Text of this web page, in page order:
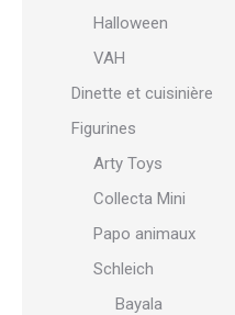
Halloween
VAH
Dinette et cuisinière
Figurines
Arty Toys
Collecta Mini
Papo animaux
Schleich
Bayala